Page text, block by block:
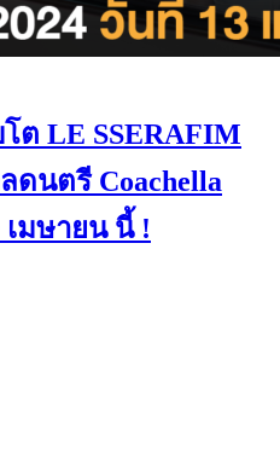
ต LE SSERAFIM
ดนตรี Coachella
เมษายน นี้ !